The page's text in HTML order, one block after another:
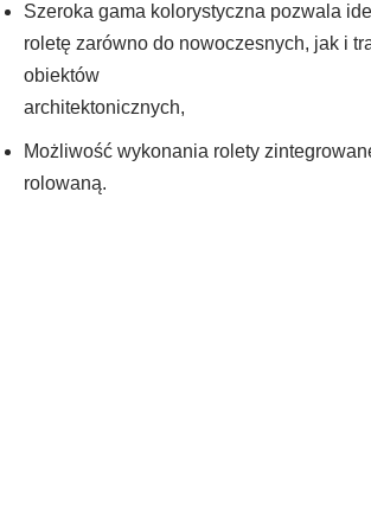
Szeroka gama kolorystyczna pozwala
roletę zarówno do nowoczesnych, jak i
obiektów
architektonicznych,
Możliwość wykonania rolety
rolowaną.